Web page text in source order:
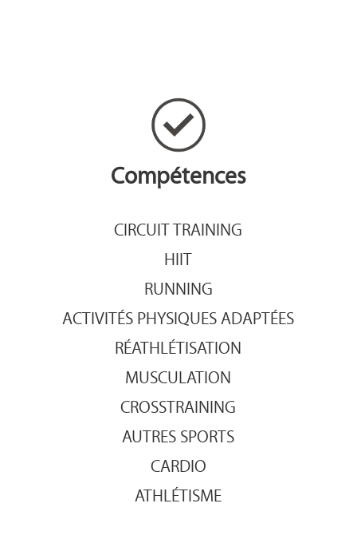
Compétences
CIRCUIT TRAINING
HIIT
RUNNING
ACTIVITÉS PHYSIQUES ADAPTÉES
RÉATHLÉTISATION
MUSCULATION
CROSSTRAINING
AUTRES SPORTS
CARDIO
ATHLÉTISME